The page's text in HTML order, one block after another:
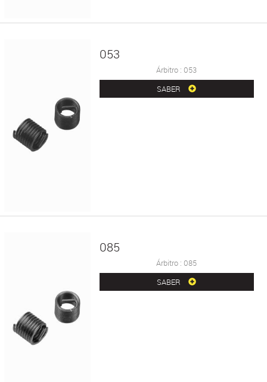
053
Árbitro : 053
SABER
085
Árbitro : 085
SABER